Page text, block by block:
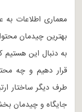
معماری اطلاعات
بهترین چیدمان
به دنبال این هستیم
قرار دهیم و چه
طرف دیگر ساختار
جایگاه و چیدمان